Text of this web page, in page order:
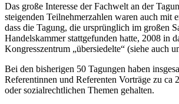
Das große Interesse der Fachwelt an der
steigenden Teilnehmerzahlen waren auch mit
dass die Tagung, die ursprünglich im großen
Handelskammer stattgefunden hatte, 2008 in
Kongresszentrum „übersiedelte“ (siehe auch
Bei den bisherigen 50 Tagungen haben
Referentinnen und Referenten Vorträge zu ca
oder sozialrechtlichen Themen gehalten.